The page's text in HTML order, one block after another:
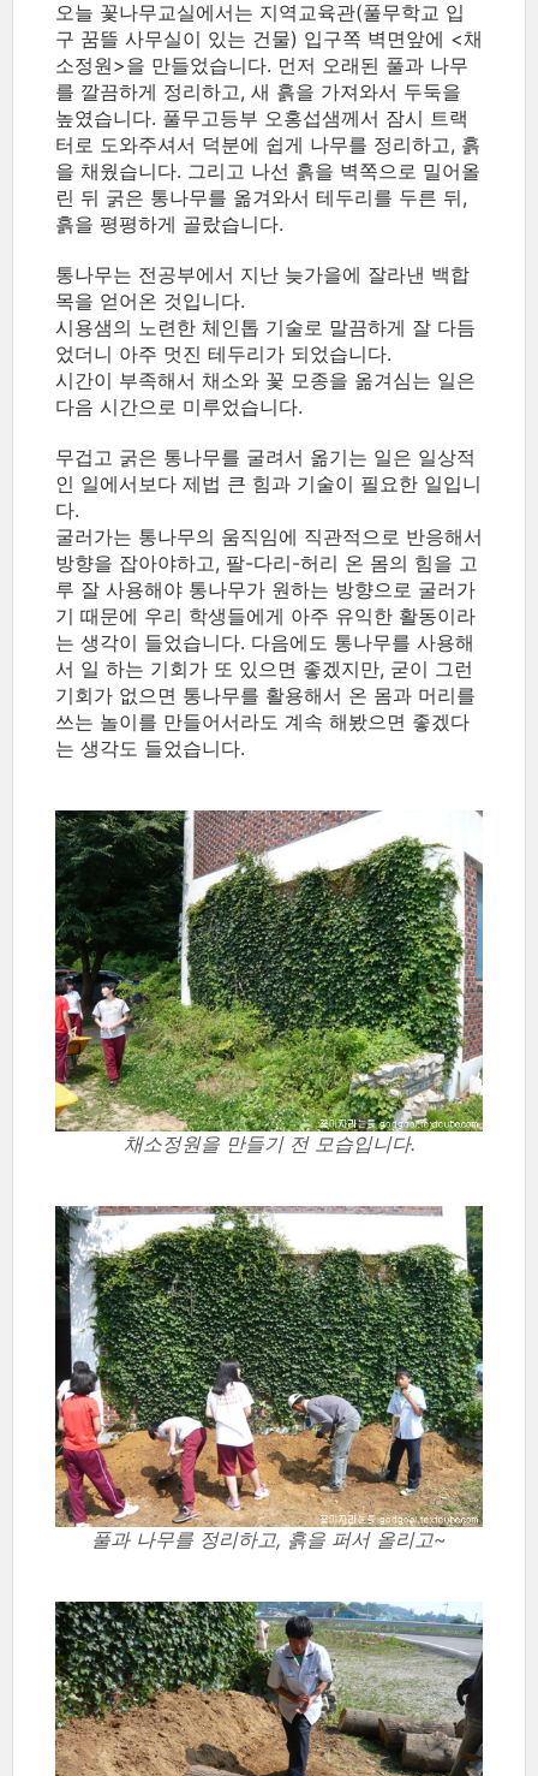
오늘 꽃나무교실에서는 지역교육관(풀무학교 입
구 꿈뜰 사무실이 있는 건물) 입구쪽 벽면앞에 <채
소정원>을 만들었습니다. 먼저 오래된 풀과 나무
를 깔끔하게 정리하고, 새 흙을 가져와서 두둑을
높였습니다. 풀무고등부 오홍섭샘께서 잠시 트랙
터로 도와주셔서 덕분에 쉽게 나무를 정리하고, 흙
을 채웠습니다. 그리고 나선 흙을 벽쪽으로 밀어올
린 뒤 굵은 통나무를 옮겨와서 테두리를 두른 뒤,
흙을 평평하게 골랐습니다.
통나무는 전공부에서 지난 늦가을에 잘라낸 백합
목을 얻어온 것입니다.
시용샘의 노련한 체인톱 기술로 말끔하게 잘 다듬
었더니 아주 멋진 테두리가 되었습니다.
시간이 부족해서 채소와 꽃 모종을 옮겨심는 일은
다음 시간으로 미루었습니다.
무겁고 굵은 통나무를 굴려서 옮기는 일은 일상적
인 일에서보다 제법 큰 힘과 기술이 필요한 일입니
다.
굴러가는 통나무의 움직임에 직관적으로 반응해서
방향을 잡아야하고, 팔-다리-허리 온 몸의 힘을 고
루 잘 사용해야 통나무가 원하는 방향으로 굴러가
기 때문에 우리 학생들에게 아주 유익한 활동이라
는 생각이 들었습니다. 다음에도 통나무를 사용해
서 일 하는 기회가 또 있으면 좋겠지만, 굳이 그런
기회가 없으면 통나무를 활용해서 온 몸과 머리를
쓰는 놀이를 만들어서라도 계속 해봤으면 좋겠다
는 생각도 들었습니다.
채소정원을 만들기 전 모습입니다.
풀과 나무를 정리하고, 흙을 퍼서 올리고~